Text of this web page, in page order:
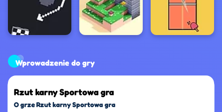
Wprowadzenie do gry
Rzut karny Sportowa gra
O grze Rzut karny Sportowa gra